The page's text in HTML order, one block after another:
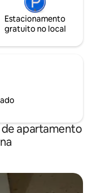
Estacionamento
gratuito no local
apartamento